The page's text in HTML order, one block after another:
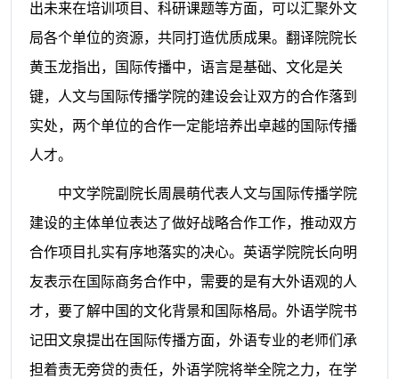
出未来在培训项目、科研课题等方面，可以汇聚外文
局各个单位的资源，共同打造优质成果。 翻译院院长
黄玉龙指出，国际传播中，语言是基础、文化是关
键，人文与国际传播学院的建设会让双方的合作落到
实处，两个单位的合作一定能培养出卓越的国际传播
人才。
中文学院副院长周晨萌代表人文与国际传播学院
建设的主体单位表达了做好战略合作工作，推动双方
合作项目扎实有序地落实的决心。英语学院院长向明
友表示在国际商务合作中，需要的是有大外语观的人
才，要了解中国的文化背景和国际格局。外语学院书
记田文泉提出在国际传播方面，外语专业的老师们承
担着责无旁贷的责任，外语学院将举全院之力，在学